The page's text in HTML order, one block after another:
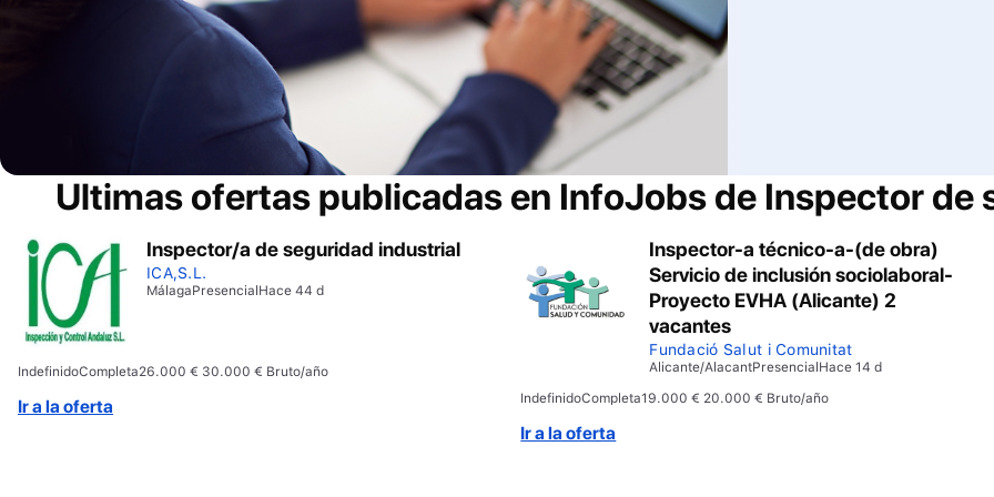
Ultimas ofertas publicadas en InfoJobs de Inspector de
Inspector/a de seguridad industrial
ICA,S.L.
MálagaPresencialHace 44 d
IndefinidoCompleta26.000 € 30.000 € Bruto/año
Ir a la oferta
Inspector-a técnico-a-(de obra)
Servicio de inclusión sociolaboral-
Proyecto EVHA (Alicante) 2
vacantes
Fundació Salut i Comunitat
Alicante/AlacantPresencialHace 14 d
IndefinidoCompleta19.000 € 20.000 € Bruto/año
Ir a la oferta